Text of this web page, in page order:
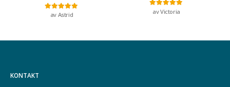
Vurdert5
av Astrid Vurdert5av 5
av Victoria
KONTAKT